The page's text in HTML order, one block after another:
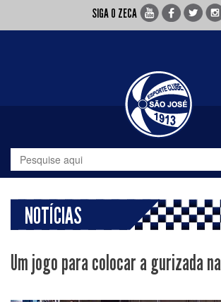
SIGA O ZECA
NOTÍCIAS
Um jogo para colocar a gurizada